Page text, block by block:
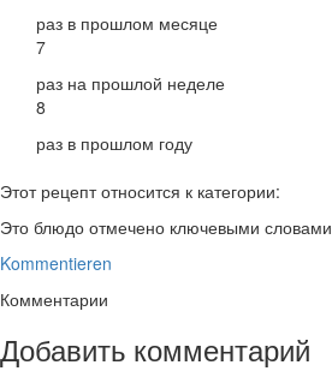
раз в прошлом месяце
7
раз на прошлой неделе
8
раз в прошлом году
Этот рецепт относится к категории:
Это блюдо отмечено ключевыми словами
Kommentieren
Комментарии
Добавить комментарий